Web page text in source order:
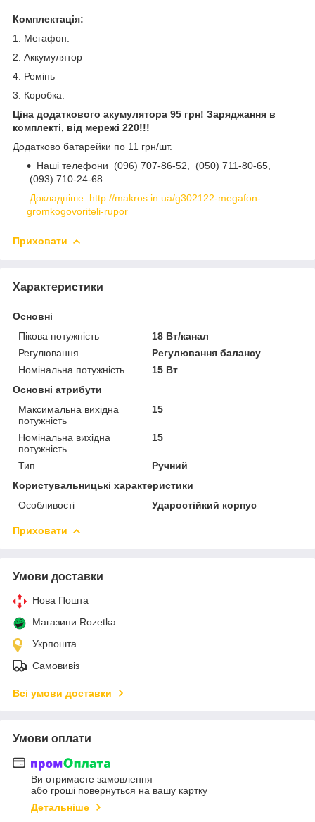
Комплектація:
1. Мегафон.
2. Аккумулятор
4. Ремінь
3. Коробка.
Ціна додаткового акумулятора 95 грн! Заряджання в
комплекті, від мережі 220!!!
Додатково батарейки по 11 грн/шт.
Наші телефони
(096) 707-86-52,
(050) 711-80-65,
(093) 710-24-68
Докладніше: http://makros.in.ua/g302122-megafon-
gromkogovoriteli-rupor
Приховати
Характеристики
Основні
Пікова потужність
18 Вт/канал
Регулювання
Регулювання балансу
Номінальна потужність
15 Вт
Основні атрибути
Максимальна вихідна
потужність
15
Номінальна вихідна
потужність
15
Тип
Ручний
Користувальницькі характеристики
Особливості
Ударостійкий корпус
Приховати
Умови доставки
Нова Пошта
Магазини Rozetka
Укрпошта
Самовивіз
Всі умови доставки
Умови оплати
Ви отримаєте замовлення
або гроші повернуться на вашу картку
Детальніше